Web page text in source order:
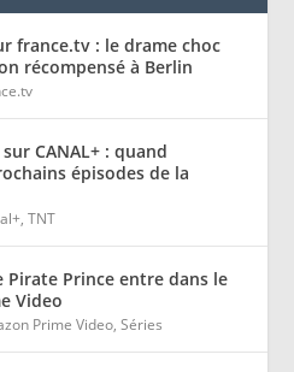
france.tv : le drame choc
récompensé à Berlin
CANAL+ : quand
épisodes de la
,TNT
Pirate Prince entre dans le
Video
Prime Video,Séries